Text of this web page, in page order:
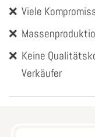
❌ Viele
❌
❌ Keine
Verkäufer